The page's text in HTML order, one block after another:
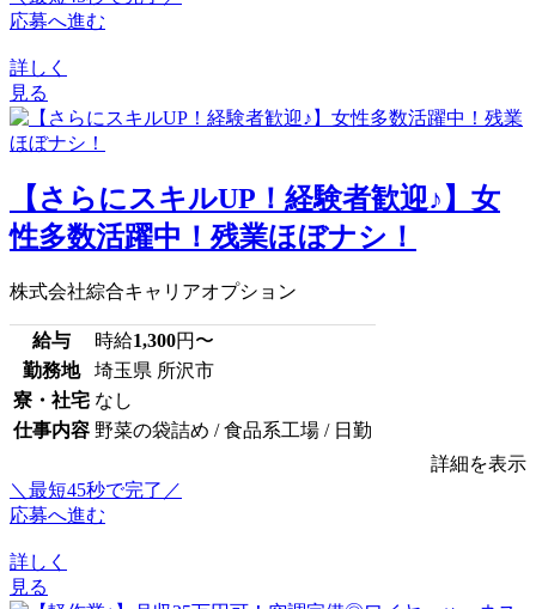
応募へ進む
詳しく
見る
【さらにスキルUP！経験者歓迎♪】女
性多数活躍中！残業ほぼナシ！
株式会社綜合キャリアオプション
給与 時給1,300円〜
勤務地
埼玉県 所沢市
寮・社宅 なし
仕事内容 野菜の袋詰め / 食品系工場 / 日勤
詳細を表示
＼最短45秒で完了／
応募へ進む
詳しく
見る